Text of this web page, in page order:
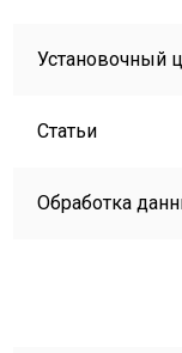
Установочный
Статьи
Обработка